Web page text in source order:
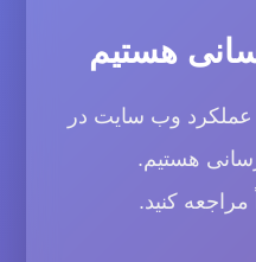
هستیم
عملکرد وب سایت در
هستیم.
مراجعه کنید.